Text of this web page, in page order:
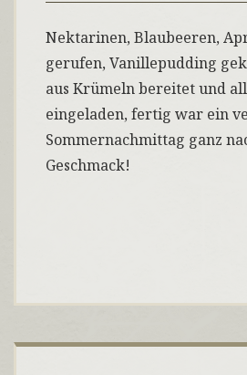
Nektarinen, Blaubeeren,
gerufen, Vanillepudding
aus Krümeln bereitet und
eingeladen, fertig war ein
Sommernachmittag ganz
Geschmack!